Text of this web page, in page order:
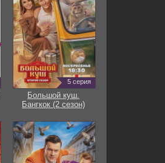
5 серия
Большой куш.
Бангкок (2 сезон)